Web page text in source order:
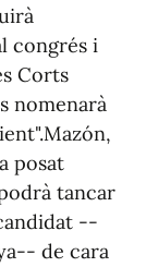
congrés i
Corts
nomenarà
posat
tancar
--
de cara